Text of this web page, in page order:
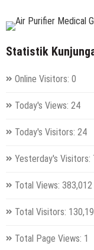
Statistik
Online Visitors: 0
Today's Views: 24
Today's Visitors: 24
Yesterday's Visitors:
Total Views: 383,012
Total Visitors:
Total Page Views: 1